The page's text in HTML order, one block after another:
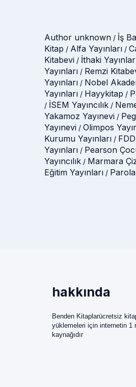
Author unknown / İş
Kitap / Alfa Yayınları /
Kitabevi / İthaki
Yayınları / Remzi
Yayınları / Nobel
Yayınları / Hayykitap /
/ İSEM Yayıncılık /
Yakamoz Yayınevi /
Yayınevi / Olimpos
Kurumu Yayınları /
Yayınları / Pearson
Yayıncılık / Marmara
Eğitim Yayınları / Parola
hakkında
Benden Kitaplarücretsiz
yüklemeleri için internetin 1
kaynağıdır